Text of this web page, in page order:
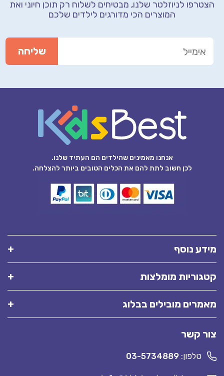
הצטרפו לניוזלטר שלנו, מבטיחים לשלוח רק תוכן חיוני ואת
המוצרים הכי מדורגים לילדים שלכם
אנחנו מאמינים שהילדים הם העתיד שלנו.
לכן חשוב לתת להם את הכלים הטובים ביותר להצלחה.
מידע נוסף
קטגוריות מומלצות
מאמרים מובילים בבלוג
צור קשר
טלפון: 03-5734889